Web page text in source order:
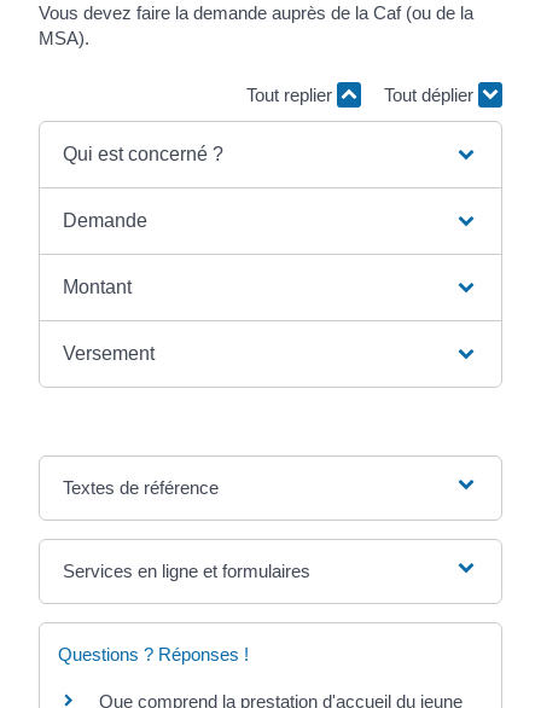
Vous devez faire la demande auprès de la Caf (ou de la
MSA).
Tout replier Tout déplier
Qui est concerné ?
Demande
Montant
Versement
Textes de référence
Services en ligne et formulaires
Questions ? Réponses !
Que comprend la prestation d'accueil du jeune